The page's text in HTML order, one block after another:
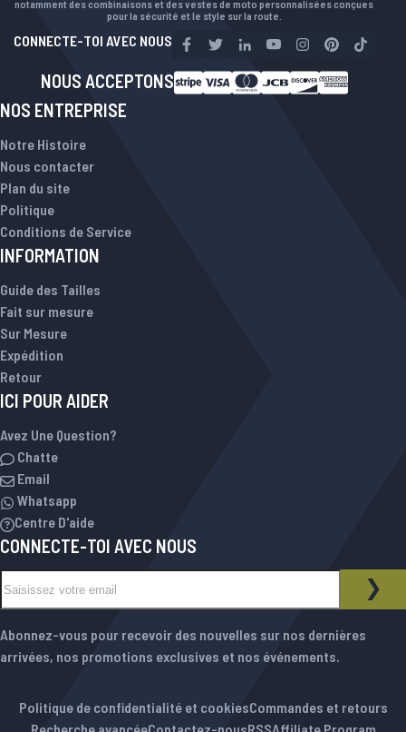
notamment des combinaisons et des vestes de moto personnalisées conçues
pour la sécurité et le style sur la route.
CONNECTE-TOI AVEC NOUS
NOUS ACCEPTONS
NOS ENTREPRISE
Notre Histoire
Nous contacter
Plan du site
Politique
Conditions de Service
INFORMATION
Guide des Tailles
Fait sur mesure
Sur Mesure
Expédition
Retour
ICI POUR AIDER
Avez Une Question?
Chatte
Email
Whatsapp
Centre D'aide
CONNECTE-TOI AVEC NOUS
NEWSLETTER
Abonnez-vous pour recevoir des nouvelles sur nos dernières
arrivées, nos promotions exclusives et nos événements.
Politique de confidentialité et cookiesCommandes et retours